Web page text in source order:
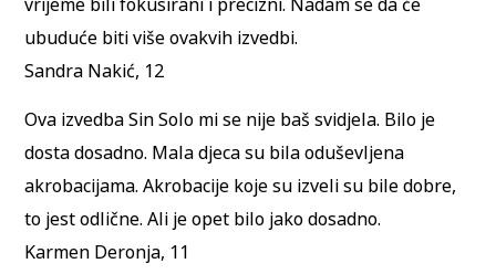
ubuduće biti više ovakvih izvedbi.
Sandra Nakić, 12
Ova izvedba Sin Solo mi se nije baš svidjela. Bilo je
dosta dosadno. Mala djeca su bila oduševljena
akrobacijama. Akrobacije koje su izveli su bile dobre,
to jest odlične. Ali je opet bilo jako dosadno.
Karmen Deronja, 11